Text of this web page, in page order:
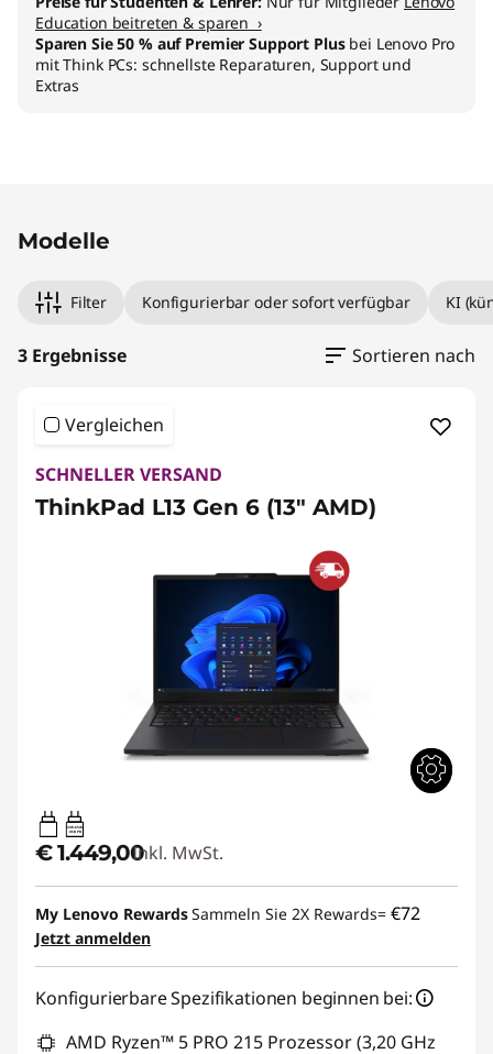
Education beitreten & sparen ›
Sparen Sie 50 % auf Premier Support Plusbei Lenovo Pro
mit Think PCs: schnellste Reparaturen, Support und
Extras
Modelle
Filter Konfigurierbar oder sofort verfügbar KI
3 Ergebnisse Sortieren nach
Vergleichen
SCHNELLER VERSAND
ThinkPad L13 Gen 6 (13" AMD)
65W-65W
USB PD
€ 1.449,00Inkl. MwSt.
My Lenovo RewardsSammeln Sie 2X Rewards= €72
Jetzt anmelden
Konfigurierbare Spezifikationen beginnen bei:
AMD Ryzen™ 5 PRO 215 Prozessor (3,20 GHz